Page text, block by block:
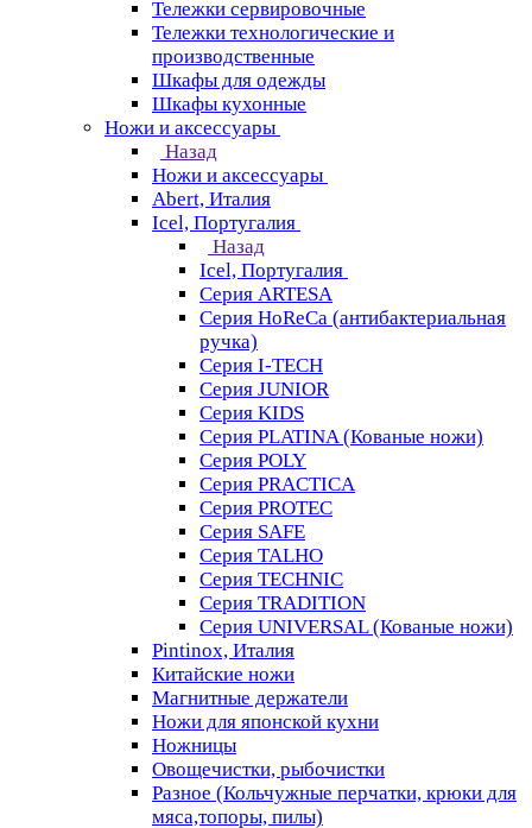
Тележки сервировочные
Тележки технологические и
производственные
Шкафы для одежды
Шкафы кухонные
Ножи и аксессуары
Назад
Ножи и аксессуары
Abert, Италия
Icel, Португалия
Назад
Icel, Португалия
Серия ARTESA
Серия HoReCa (антибактериальная
ручка)
Серия I-TECH
Серия JUNIOR
Серия KIDS
Серия PLATINA (Кованые ножи)
Серия POLY
Серия PRACTICA
Серия PROTEC
Серия SAFE
Серия TALHO
Серия TECHNIC
Серия TRADITION
Серия UNIVERSAL (Кованые ножи)
Pintinox, Италия
Китайские ножи
Магнитные держатели
Ножи для японской кухни
Ножницы
Овощечистки, рыбочистки
Разное (Кольчужные перчатки, крюки для
мяса,топоры, пилы)